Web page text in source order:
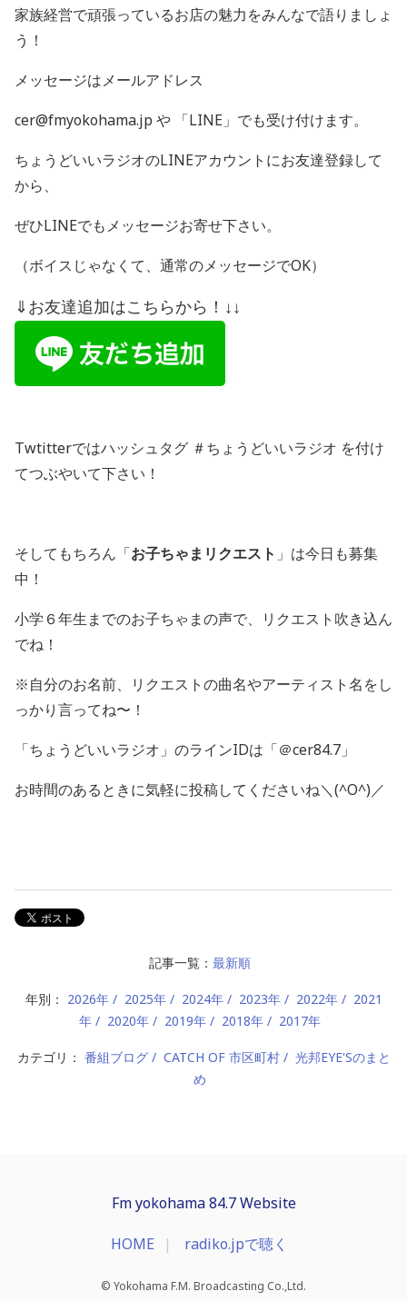
家族経営で頑張っているお店の魅力をみんなで語りましょ
う！
メッセージはメールアドレス
cer@fmyokohama.jp や 「LINE 」でも受け付けます。
ちょうどいいラジオのLINEアカウントにお友達登録して
から、
ぜひLINEでもメッセージお寄せ下さい。
（ボイスじゃなくて、通常のメッセージでOK）
⇓お友達追加はこちらから！↓↓
Twtitterではハッシュタグ ＃ちょうどいいラジオ を付け
てつぶやいて下さい！
そしてもちろん「お子ちゃまリクエスト 」は今日も募集
中！
小学６年生までのお子ちゃまの声で、リクエスト吹き込ん
でね！
※自分のお名前、リクエストの曲名やアーティスト名をし
っかり言ってね〜！
「ちょうどいいラジオ」のラインIDは「＠cer84.7」
お時間のあるときに気軽に投稿してくださいね＼(^O^)／
記事一覧： 最新順
年別： 2026年 2025年 2024年 2023年 2022年
2021
年
2020年 2019年 2018年 2017年
カテゴリ： 番組ブログ CATCH OF 市区町村
光邦EYE'Sのまと
め
Fm yokohama 84.7 Website
HOME radiko.jpで聴く
© Yokohama F.M. Broadcasting Co.,Ltd.